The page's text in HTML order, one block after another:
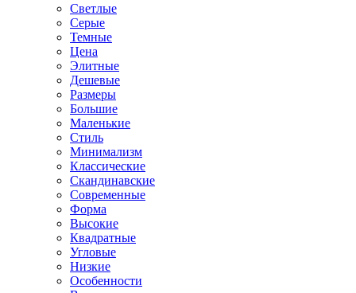
Светлые
Серые
Темные
Цена
Элитные
Дешевые
Размеры
Большие
Маленькие
Стиль
Минимализм
Классические
Скандинавские
Современные
Форма
Высокие
Квадратные
Угловые
Низкие
Особенности